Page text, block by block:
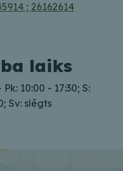
; 26162614
laiks
Pk: 10:00 - 17:30; S:
Sv: slēgts